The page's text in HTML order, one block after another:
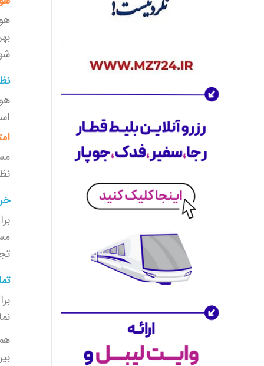
چند کلیک ساده می‌توانیدهتل مناسب
بی‌نظیر داشته باشید.
کلاس جهانی سفر برای کاربران ایرانی
آژانس مسافرتی موج زمزم
خدماتی در
تجربه و تخصص خود، تلاش کرده‌ایم تا
بهترین‌ها را در زمینه مسافرت برای شما
مهیا کنیم. از خدمات پشتیبانی 24 ساعته
همه چیز برای راحتی شما فراهم شده
است.
با ما به هر جای دنیا که می‌خواهید، سفر
عرضه گسترده برای تقویت اکوسیستم سفر
ما تنها به خرید بلیط هواپیما و خدمات
مسافرتی برای مسافران بسنده نکرده‌ایم.
آژانس مسافرتی موج زمزم
تجاریخود کمک کرده‌ایم تا به بازارهای
جدید دسترسی پیدا کنند و کسب‌وکار خود
را توسعه دهند. همکاری با ما به شما
فرصت می‌دهد که کسب‌وکارتان را به